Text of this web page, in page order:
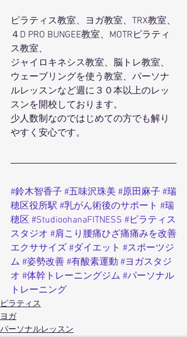
ピラティス教室、ヨガ教室、TRX教室、
４D PRO BUNGEE教室、MOTRピラティ
ス教室、
ジャイロキネシス教室、脳トレ教室、
ウェーブリングを使う教室、パーソナ
ルレッスンなど週に３０本以上のレッ
スンを開校しております。
少人数制なのではじめての方でも解り
やすく安心です。
#鈴木智香子 #五味沢珠美 #原田麻子 #瑞
穂区役所駅 #乳がん術後のサポート #瑞
穂区 #StudioohanaFITNESS #ピラティス
スタジオ #肩こり腰痛ひざ痛痛みを改善
エクササイズ #ダイエット #スポーツジ
ム #姿勢改善 #有酸素運動 #ヨガスタジ
オ #体幹トレーニングジム #パーソナル
トレーニング
ピラティス
ヨガ
パーソナルレッスン